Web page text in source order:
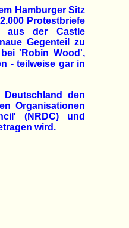
Hamburger Sitz
Protestbriefe
aus der Castle
Gegenteil zu
'Robin Wood',
- teilweise gar in
den
Organisationen
(NRDC) und
wird.